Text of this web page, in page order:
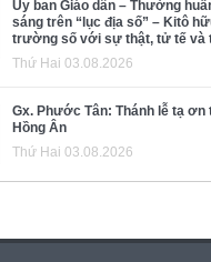
Ủy ban Giáo dân – Thường
sáng trên “lục địa số” – Kitô
trường số với sự thật, tử tế và
Thứ Hai 03.08.2026
Gx. Phước Tân: Thánh lễ tạ ơn
Hồng Ân
Thứ Hai 03.08.2026